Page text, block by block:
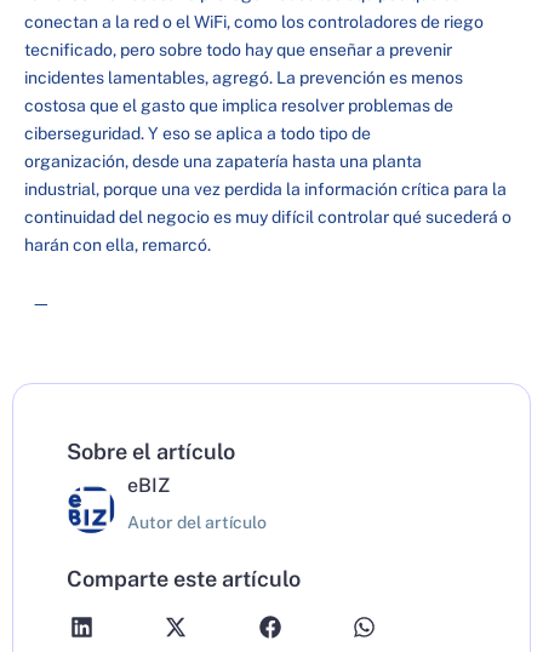
conectan a la red o el WiFi, como los controladores de riego
tecnificado, pero sobre todo hay que enseñar a prevenir
incidentes lamentables, agregó. La prevención es menos
costosa que el gasto que implica resolver problemas de
ciberseguridad. Y eso se aplica a todo tipo de
organización, desde una zapatería hasta una planta
industrial, porque una vez perdida la información crítica para la
continuidad del negocio es muy difícil controlar qué sucederá o
harán con ella, remarcó.
—
Sobre el artículo
eBIZ
Autor del artículo
Comparte este artículo